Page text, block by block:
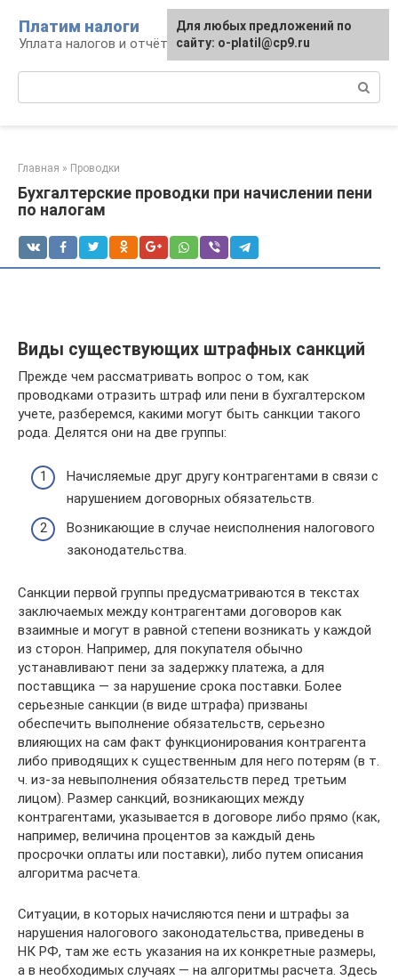
контенту
Платим налоги
Уплата налогов и отчётность
Главная » Проводки
Бухгалтерские проводки при начислении пени
по налогам
Виды существующих штрафных санкций
Прежде чем рассматривать вопрос о том, как
проводками отразить штраф или пени в бухгалтерском
учете, разберемся, какими могут быть санкции такого
рода. Делятся они на две группы:
Начисляемые друг другу контрагентами в связи с
нарушением договорных обязательств.
Возникающие в случае неисполнения налогового
законодательства.
Санкции первой группы предусматриваются в текстах
заключаемых между контрагентами договоров как
взаимные и могут в равной степени возникать у каждой
из сторон. Например, для покупателя обычно
устанавливают пени за задержку платежа, а для
поставщика — за нарушение срока поставки. Более
серьезные санкции (в виде штрафа) призваны
обеспечить выполнение обязательств, серьезно
влияющих на сам факт функционирования контрагента
либо приводящих к существенным для него потерям (в т.
ч. из-за невыполнения обязательств перед третьим
лицом). Размер санкций, возникающих между
контрагентами, указывается в договоре либо прямо (как,
например, величина процентов за каждый день
просрочки оплаты или поставки), либо путем описания
алгоритма расчета.
Ситуации, в которых начисляются пени и штрафы за
нарушения налогового законодательства, приведены в
НК РФ, там же есть указания на их конкретные размеры,
а в необходимых случаях — на алгоритмы расчета. Здесь
Для любых предложений по
сайту: o-platil@cp9.ru